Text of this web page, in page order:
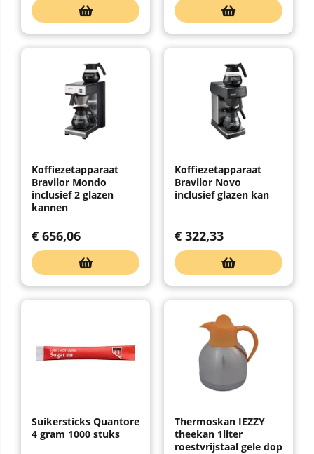
Koffiezetapparaat
Bravilor Mondo
inclusief 2 glazen
kannen
€ 656,06
Koffiezetapparaat
Bravilor Novo
inclusief glazen kan
€ 322,33
Suikersticks Quantore
4 gram 1000 stuks
Thermoskan IEZZY
theekan 1liter
roestvrijstaal gele dop